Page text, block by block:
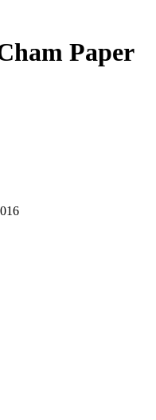
Paper